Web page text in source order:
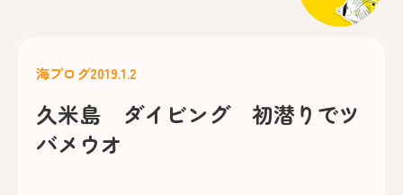
海ブログ2019.1.2
久米島 ダイビング 初潜りでツ
バメウオ